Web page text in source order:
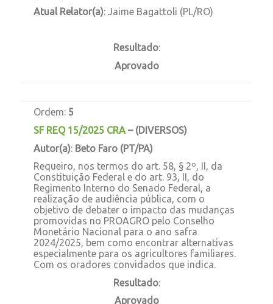
Atual Relator(a): Jaime Bagattoli (PL/RO)
Resultado:
Aprovado
Ordem: 5
SF REQ 15/2025 CRA – (DIVERSOS)
Autor(a): Beto Faro (PT/PA)
Requeiro, nos termos do art. 58, § 2º, II, da
Constituição Federal e do art. 93, II, do
Regimento Interno do Senado Federal, a
realização de audiência pública, com o
objetivo de debater o impacto das mudanças
promovidas no PROAGRO pelo Conselho
Monetário Nacional para o ano safra
2024/2025, bem como encontrar alternativas
especialmente para os agricultores familiares.
Com os oradores convidados que indica.
Resultado:
Aprovado